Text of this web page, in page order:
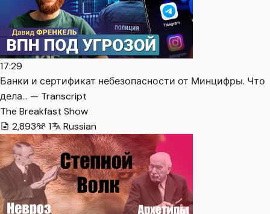
17:29
Банки и сертификат небезопасности от Минцифры. Что
дела… — Transcript
The Breakfast Show
2,893
1 Russian